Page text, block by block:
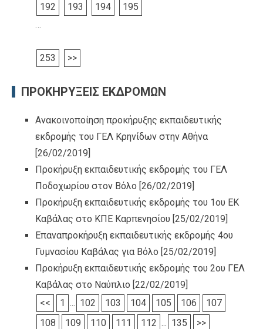
192
193 194
195
…
253 >>
ΠΡΟΚΗΡΥΞΕΙΣ ΕΚΔΡΟΜΩΝ
Ανακοινοποίηση προκήρυξης εκπαιδευτικής
εκδρομής του ΓΕΛ Κρηνίδων στην Αθήνα
[26/02/2019]
Προκήρυξη εκπαιδευτικής εκδρομής του ΓΕΛ
Ποδοχωρίου στον Βόλο [26/02/2019]
Προκήρυξη εκπαιδευτικής εκδρομής του 1ου ΕΚ
Καβάλας στο ΚΠΕ Καρπενησίου [25/02/2019]
Επαναπροκήρυξη εκπαιδευτικής εκδρομής 4ου
Γυμνασίου Καβάλας για Βόλο [25/02/2019]
Προκήρυξη εκπαιδευτικής εκδρομής του 2ου ΓΕΛ
Καβάλας στο Ναύπλιο [22/02/2019]
<<
1 ... 102 103 104 105 106
107
108
109 110 111 112 ... 135 >>